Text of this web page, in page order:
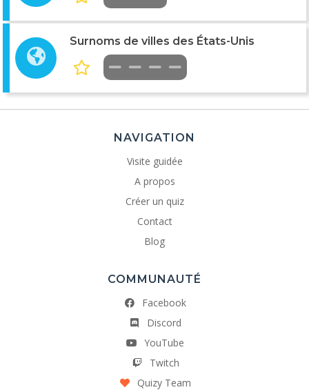
Surnoms de villes des États-Unis
NAVIGATION
Visite guidée
A propos
Créer un quiz
Contact
Blog
COMMUNAUTÉ
Facebook
Discord
YouTube
Twitch
Quizy Team